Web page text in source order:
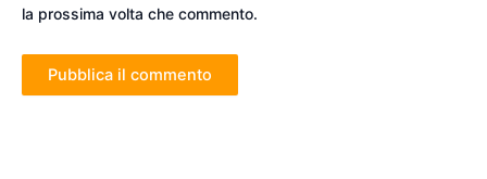
la prossima volta che commento.